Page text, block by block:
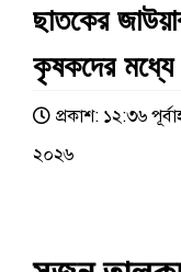
ছাতকের
কৃষকদের মধ্যে
প্রকাশ: ১২:৩৬
২০২৬